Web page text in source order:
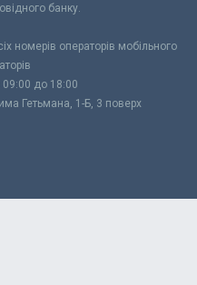
банку.
номерів операторів мобільного
09:00 до 18:00
Гетьмана, 1-Б, 3 поверх